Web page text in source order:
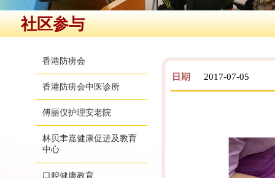
社区参与
香港防痨会
香港防痨会中医诊所
傅丽仪护理安老院
林贝聿嘉健康促进及教育
中心
口腔健康教育
日期 2017-07-05